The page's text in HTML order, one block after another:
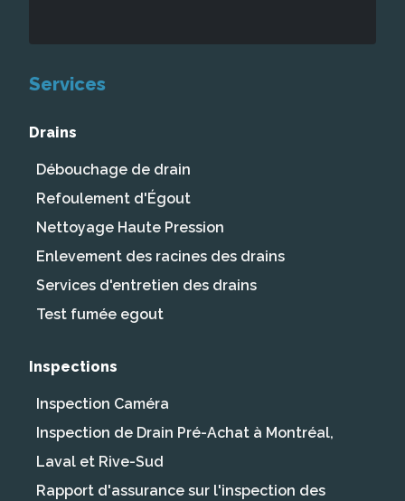
Services
Drains
Débouchage de drain
Refoulement d'Égout
Nettoyage Haute Pression
Enlevement des racines des drains
Services d'entretien des drains
Test fumée egout
Inspections
Inspection Caméra
Inspection de Drain Pré-Achat à Montréal,
Laval et Rive-Sud
Rapport d'assurance sur l'inspection des